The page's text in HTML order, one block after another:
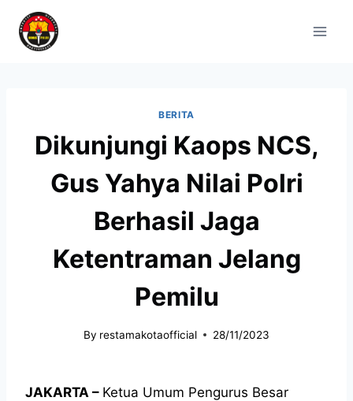
BERITA
Dikunjungi Kaops NCS,
Gus Yahya Nilai Polri
Berhasil Jaga
Ketentraman Jelang
Pemilu
By restamakotaofficial 28/11/2023
JAKARTA – Ketua Umum Pengurus Besar